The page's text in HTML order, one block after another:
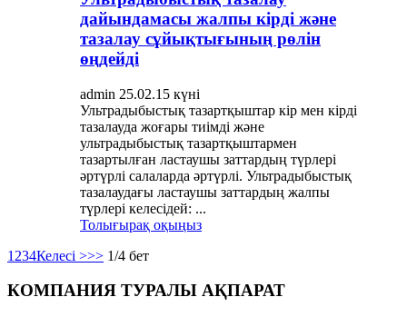
дайындамасы жалпы кірді және
тазалау сұйықтығының рөлін
өңдейді
admin 25.02.15 күні
Ультрадыбыстық тазартқыштар кір мен кірді
тазалауда жоғары тиімді және
ультрадыбыстық тазартқыштармен
тазартылған ластаушы заттардың түрлері
әртүрлі салаларда әртүрлі. Ультрадыбыстық
тазалаудағы ластаушы заттардың жалпы
түрлері келесідей: ...
Толығырақ оқыңыз
1 234Келесі >>> 1/4 бет
КОМПАНИЯ ТУРАЛЫ АҚПАРАТ